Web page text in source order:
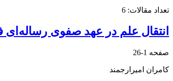
تعداد مقالات: 6
انتقال علم در عهد صفوی
صفحه 1-26
کامران امیرارجمند